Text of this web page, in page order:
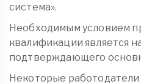
система».
Необходимым условием
квалификации является
подтверждающего
Некоторые